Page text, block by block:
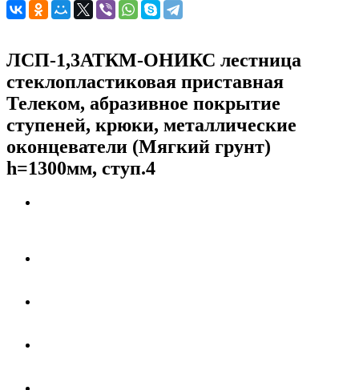
ЛСП-1,3АТКМ-ОНИКС лестница
стеклопластиковая приставная
Телеком, абразивное покрытие
ступеней, крюки, металлические
оконцеватели (Мягкий грунт)
h=1300мм, ступ.4